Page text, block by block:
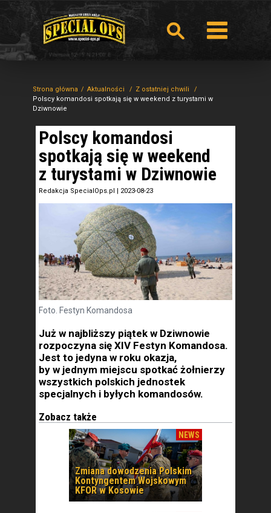
Strona główna Aktualności
Z ostatniej chwili
Polscy komandosi spotkają się w weekend z turystami w
Dziwnowie
Polscy komandosi
spotkają się w weekend
z turystami w Dziwnowie
Redakcja SpecialOps.pl | 2023-08-23
Foto. Festyn Komandosa
Już w najbliższy piątek w Dziwnowie
rozpoczyna się XIV Festyn Komandosa.
Jest to jedyna w roku okazja,
by w jednym miejscu spotkać żołnierzy
wszystkich polskich jednostek
specjalnych i byłych komandosów.
Zobacz także
NEWS
Zmiana dowodzenia Polskim
Kontyngentem Wojskowym
KFOR w Kosowie